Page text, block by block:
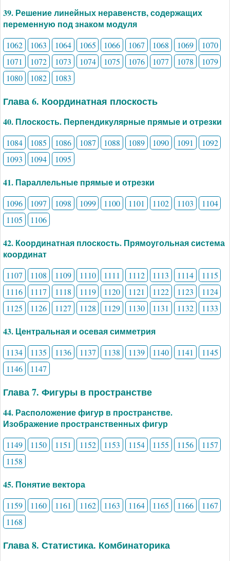
39. Решение линейных неравенств, содержащих
переменную под знаком модуля
1062 1063 1064 1065 1066 1067 1068 1069
1070
1071
1072 1073 1074 1075 1076 1077 1078
1079
1080
1082 1083
Глава 6. Координатная плоскость
40. Плоскость. Перпендикулярные прямые и отрезки
1084 1085 1086 1087 1088 1089 1090 1091
1092
1093
1094 1095
41. Параллельные прямые и отрезки
1096 1097 1098 1099 1100 1101 1102 1103
1104
1105
1106
42. Координатная плоскость. Прямоугольная система
координат
1107 1108 1109 1110 1111 1112 1113 1114
1115
1116
1117 1118 1119 1120 1121 1122 1123
1124
1125
1126 1127 1128 1129 1130 1131 1132 1133
43. Центральная и осевая симметрия
1134 1135 1136 1137 1138 1139 1140 1141
1145
1146
1147
Глава 7. Фигуры в пространстве
44. Расположение фигур в пространстве.
Изображение пространственных фигур
1149 1150 1151 1152 1153 1154 1155 1156
1157
1158
45. Понятие вектора
1159 1160 1161 1162 1163 1164 1165 1166
1167
1168
Глава 8. Статистика. Комбинаторика